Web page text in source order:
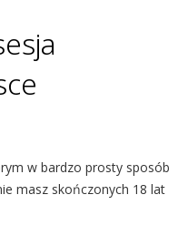
w bardzo prosty sposób
masz skończonych 18 lat